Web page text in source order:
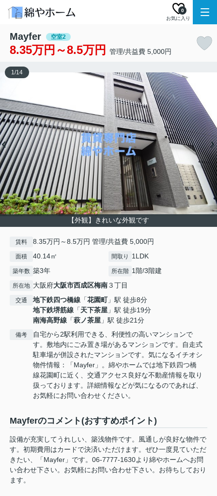
お気に入り
0
Mayfer 空室2
8.35万円～8.5万円 管理/共益費 5,000円
【外観】きれいな外観です
1/14
賃料 8.35万円～8.5万円 管理/共益費 5,000円
面積 40.14㎡ 間取り 1LDK
築年数 築3年 所在階 1階/3階建
所在地 大阪府大阪市西成区梅南３丁目
交通 地下鉄四つ橋線 「花園町」駅 徒歩8分
地下鉄堺筋線 「天下茶屋 」駅 徒歩19分
南海高野線 「萩ノ茶屋 」駅 徒歩21分
備考
自宅から2駅利用できる、利便性の高いマンションで
す。敷地内にごみ置き場があるマンションです。自走式
駐車場が併設されたマンションです。気になるイチオシ
物件情報：「Mayfer」。綿やホームでは地下鉄四つ橋
線花園町に近く、交通アクセス良好な不動産情報を取り
扱っております。詳細情報などが気になるのであれば、
お気軽にお問い合わせください。
Mayferのコメント(おすすめポイント)
設備が充実してうれしい、築浅物件です。風通しが良好な物件で
す。初期費用はカードで決済いただけます。ぜひ一度見ていただ
きたい、「Mayfer」です。06-7777-1630より綿やホームへお問
い合わせ下さい。お気軽にお問い合わせ下さい。お待ちしており
ます。